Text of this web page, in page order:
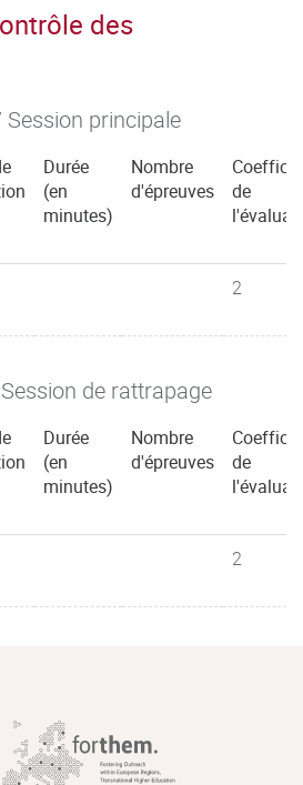
des
principale
Durée
(en
minutes)
Nombre
d'épreuves
de
2
de rattrapage
Durée
(en
minutes)
Nombre
d'épreuves
de
2